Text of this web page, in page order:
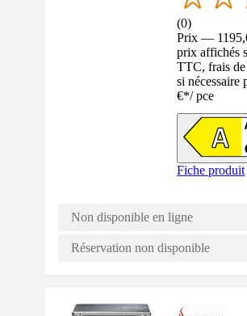
(0)
Prix —
prix affichés
TTC, frais
si nécessaire
€*/ pce
Fiche produit
Non disponible en ligne
Réservation non disponible